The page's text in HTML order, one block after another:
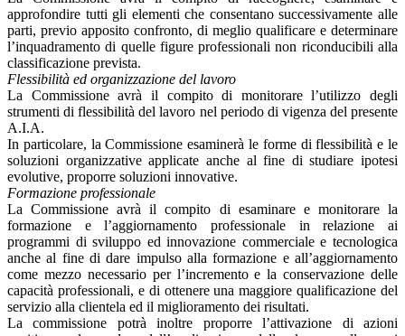
approfondire tutti gli elementi che consentano successivamente alle
parti, previo apposito confronto, di meglio qualificare e determinare
l’inquadramento di quelle figure professionali non riconducibili alla
classificazione prevista.
Flessibilità ed organizzazione del lavoro
La Commissione avrà il compito di monitorare l’utilizzo degli
strumenti di flessibilità del lavoro nel periodo di vigenza del presente
A.I.A.
In particolare, la Commissione esaminerà le forme di flessibilità e le
soluzioni organizzative applicate anche al fine di studiare ipotesi
evolutive, proporre soluzioni innovative.
Formazione professionale
La Commissione avrà il compito di esaminare e monitorare la
formazione e l’aggiornamento professionale in relazione ai
programmi di sviluppo ed innovazione commerciale e tecnologica
anche al fine di dare impulso alla formazione e all’aggiornamento
come mezzo necessario per l’incremento e la conservazione delle
capacità professionali, e di ottenere una maggiore qualificazione del
servizio alla clientela ed il miglioramento dei risultati.
La commissione potrà inoltre proporre l’attivazione di azioni